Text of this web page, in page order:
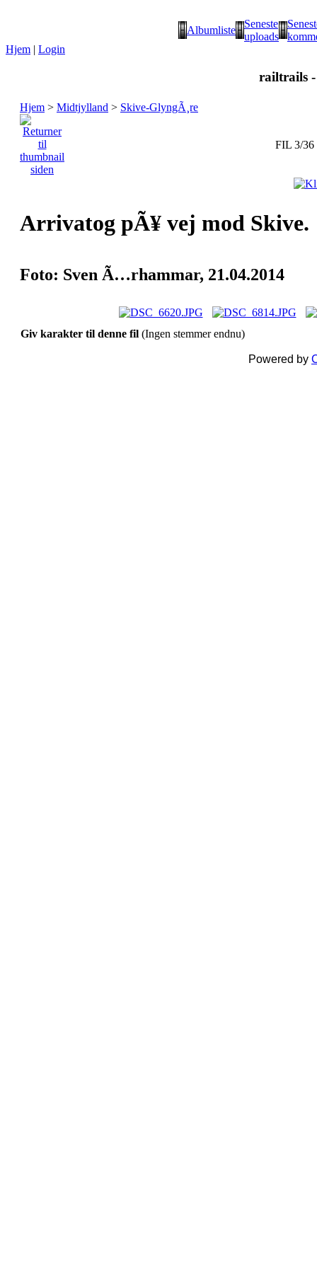
Albumliste
Seneste
uploads
Hjem | Login
railtrails
Hjem > Midtjylland > Skive-GlyngÃ¸re
FIL 3/36
Arrivatog pÃ¥ vej mod Skive.
Foto: Sven Ã…rhammar, 21.04.2014
Giv karakter til denne fil (Ingen stemmer endnu)
Powered by